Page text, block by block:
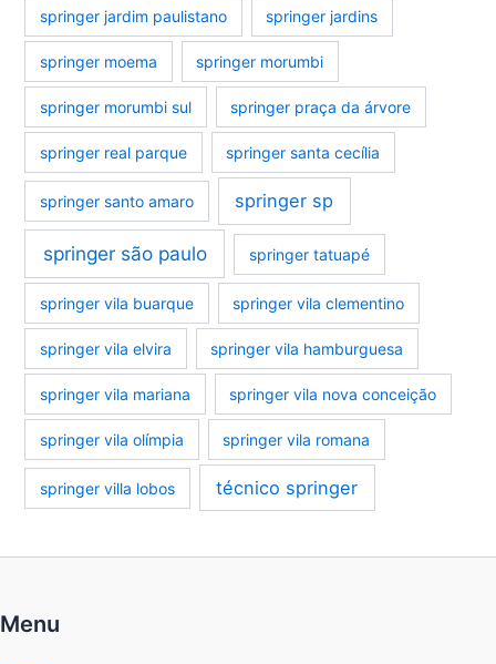
springer jardim paulistano springer jardins
springer moema springer morumbi
springer morumbi sul springer praça da árvore
springer real parque springer santa cecília
springer santo amaro springer sp
springer são paulo springer tatuapé
springer vila buarque springer vila clementino
springer vila elvira springer vila hamburguesa
springer vila mariana springer vila nova conceição
springer vila olímpia springer vila romana
springer villa lobos técnico springer
Menu